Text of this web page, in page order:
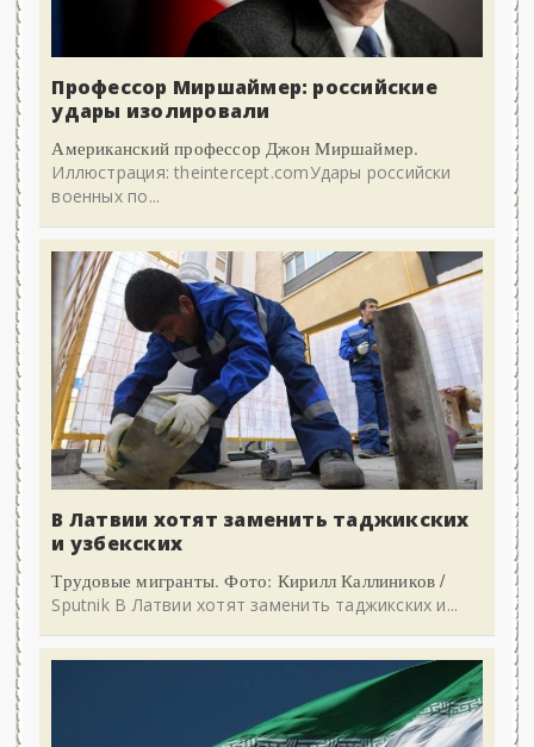
Профессор Миршаймер: российские
удары изолировали
Американский профессор Джон Миршаймер.
Иллюстрация: theintercept.comУдары российски
военных по...
В Латвии хотят заменить таджикских
и узбекских
Трудовые мигранты. Фото: Кирилл Каллиников /
Sputnik В Латвии хотят заменить таджикских и...